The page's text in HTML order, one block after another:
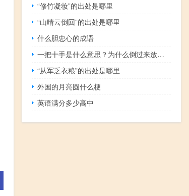
“修竹凝妆”的出处是哪里
“山晴云倒回”的出处是哪里
什么胆忠心的成语
一把十手是什么意思？为什么倒过来放就变了什么梗
“从军乏衣粮”的出处是哪里
外国的月亮圆什么梗
英语满分多少高中